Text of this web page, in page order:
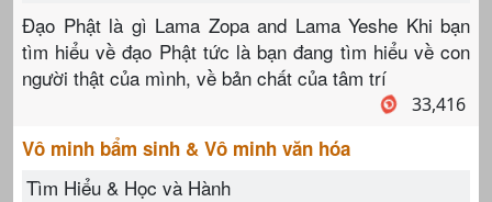
Đạo Phật là gì Lama Zopa and Lama Yeshe Khi bạn
tìm hiểu về đạo Phật tức là bạn đang tìm hiểu về con
người thật của mình, về bản chất của tâm trí
33,416
Vô minh bẩm sinh & Vô minh văn hóa
Tìm Hiểu & Học và Hành